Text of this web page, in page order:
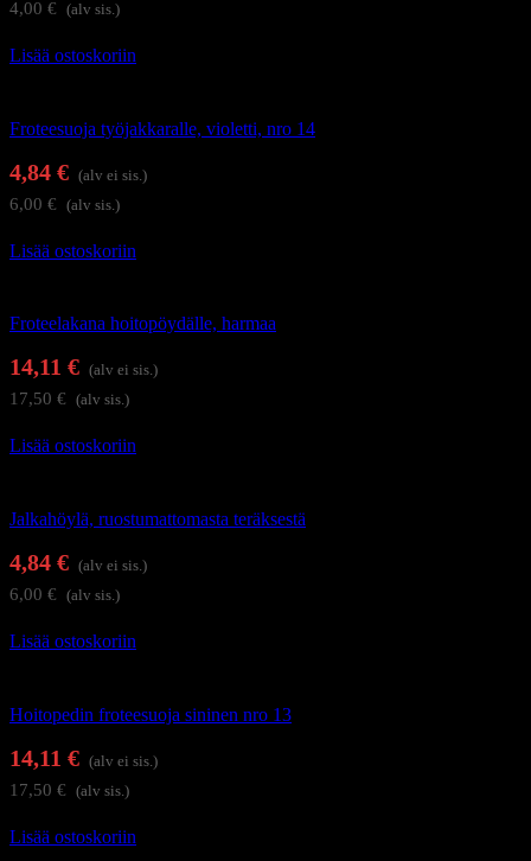
4,00 € (alv sis.)
Lisää ostoskoriin
Froteesuoja työjakkaralle, violetti, nro 14
4,84 € (alv ei sis.)
6,00 € (alv sis.)
Lisää ostoskoriin
Froteelakana hoitopöydälle, harmaa
14,11 € (alv ei sis.)
17,50 € (alv sis.)
Lisää ostoskoriin
Jalkahöylä, ruostumattomasta teräksestä
4,84 € (alv ei sis.)
6,00 € (alv sis.)
Lisää ostoskoriin
Hoitopedin froteesuoja sininen nro 13
14,11 € (alv ei sis.)
17,50 € (alv sis.)
Lisää ostoskoriin